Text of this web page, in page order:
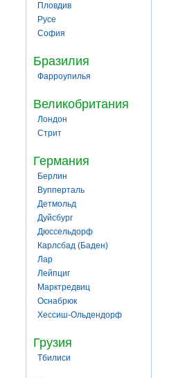
Пловдив
Русе
София
Бразилия
Фарроупилья
Великобритания
Лондон
Стрит
Германия
Берлин
Вупперталь
Детмольд
Дуйсбург
Дюссельдорф
Карлсбад (Баден)
Лар
Лейпциг
Марктредвиц
Оснабрюк
Хессиш-Ольдендорф
Грузия
Тбилиси